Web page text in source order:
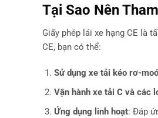
Tại Sao Nên
Giấy phép lái xe hạng CE là
CE, bạn có thể:
Sử dụng xe tải kéo rơ-
Vận hành xe tải C và các
Ứng dụng linh hoạt: Đáp